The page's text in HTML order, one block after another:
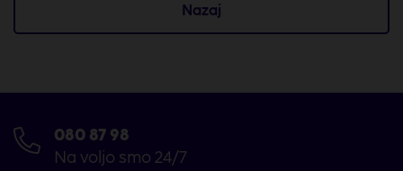
Nazaj
080 87 98
Na voljo smo 24/7